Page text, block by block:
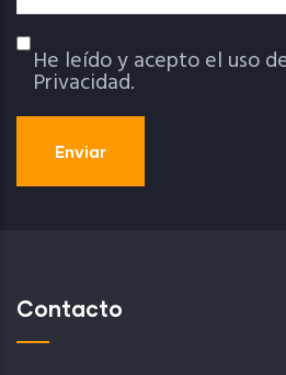
Política De Privacidad
He leído y acepto el uso
Privacidad.
Contacto